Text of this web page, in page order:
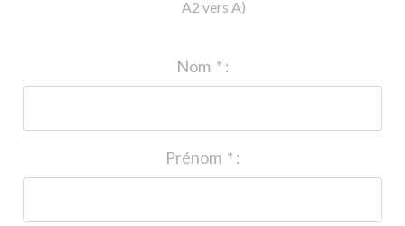
A2 vers A)
* :
* :